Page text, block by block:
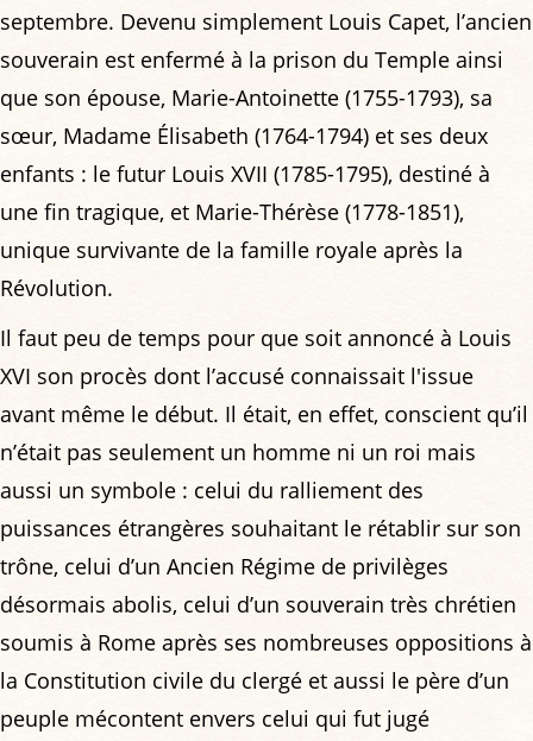
septembre. Devenu simplement Louis Capet, l’ancien
souverain est enfermé à la prison du Temple ainsi
que son épouse, Marie-Antoinette (1755-1793), sa
sœur, Madame Élisabeth (1764-1794) et ses deux
enfants : le futur Louis XVII (1785-1795), destiné à
une fin tragique, et Marie-Thérèse (1778-1851),
unique survivante de la famille royale après la
Révolution.
Il faut peu de temps pour que soit annoncé à Louis
XVI son procès dont l’accusé connaissait l'issue
avant même le début. Il était, en effet, conscient qu’il
n’était pas seulement un homme ni un roi mais
aussi un symbole : celui du ralliement des
puissances étrangères souhaitant le rétablir sur son
trône, celui d’un Ancien Régime de privilèges
désormais abolis, celui d’un souverain très chrétien
soumis à Rome après ses nombreuses oppositions à
la Constitution civile du clergé et aussi le père d’un
peuple mécontent envers celui qui fut jugé